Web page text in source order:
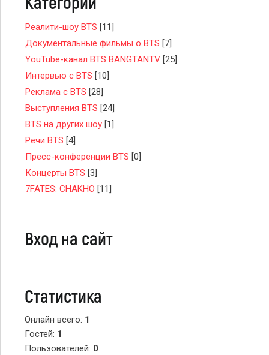
Реалити-шоу BTS [11]
Документальные фильмы о BTS [7]
YouTube-канал BTS BANGTANTV [25]
Интервью с BTS [10]
Реклама с BTS [28]
Выступления BTS [24]
BTS на других шоу [1]
Речи BTS [4]
Пресс-конференции BTS [0]
Концерты BTS [3]
7FATES: CHAKHO [11]
Вход на сайт
Статистика
Онлайн всего: 1
Гостей: 1
Пользователей: 0